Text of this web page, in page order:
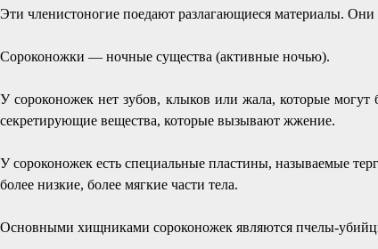
Эти членистоногие поедают разлагающиеся материалы. Они
Сороконожки — ночные существа (активные ночью).
У сороконожек нет зубов, клыков или жала, которые
секретирующие вещества, которые вызывают жжение.
У сороконожек есть специальные пластины, называемые
более низкие, более мягкие части тела.
Основными хищниками сороконожек являются пчелы-